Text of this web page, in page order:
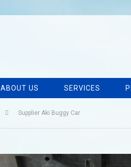
ABOUT US SERVICES
Supplier Aki Buggy Car